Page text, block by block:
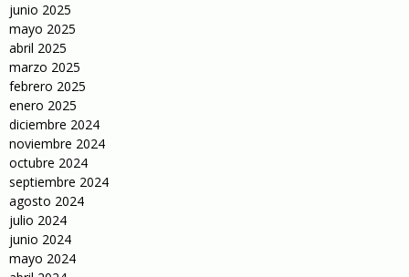
junio 2025
mayo 2025
abril 2025
marzo 2025
febrero 2025
enero 2025
diciembre 2024
noviembre 2024
octubre 2024
septiembre 2024
agosto 2024
julio 2024
junio 2024
mayo 2024